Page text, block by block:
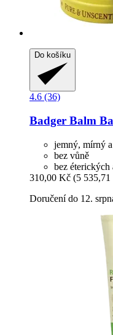
Do košíku
4.6 (36)
Badger Balm
jemný, mírný
bez vůně
bez éterických
310,00 Kč (5
Doručení do 12.